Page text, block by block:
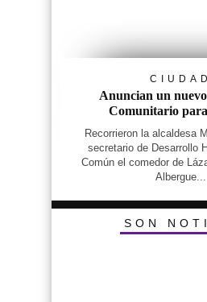
CIUDAD
Anuncian un
Comunitario
Recorrieron la alcaldesa
secretario de Desarrollo
Común el comedor de
Albergue...
SON